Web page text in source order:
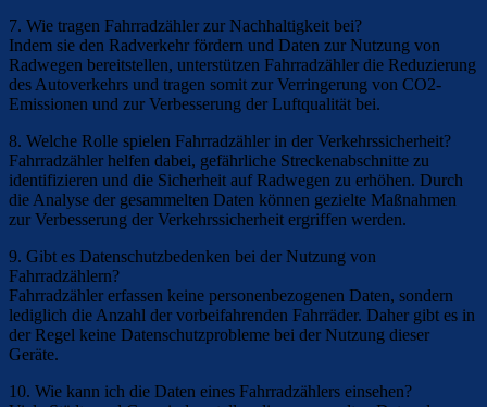
7. Wie tragen Fahrradzähler zur Nachhaltigkeit bei?
Indem sie den Radverkehr fördern und Daten zur Nutzung von
Radwegen bereitstellen, unterstützen Fahrradzähler die Reduzierung
des Autoverkehrs und tragen somit zur Verringerung von CO2-
Emissionen und zur Verbesserung der Luftqualität bei.
8. Welche Rolle spielen Fahrradzähler in der Verkehrssicherheit?
Fahrradzähler helfen dabei, gefährliche Streckenabschnitte zu
identifizieren und die Sicherheit auf Radwegen zu erhöhen. Durch
die Analyse der gesammelten Daten können gezielte Maßnahmen
zur Verbesserung der Verkehrssicherheit ergriffen werden.
9. Gibt es Datenschutzbedenken bei der Nutzung von
Fahrradzählern?
Fahrradzähler erfassen keine personenbezogenen Daten, sondern
lediglich die Anzahl der vorbeifahrenden Fahrräder. Daher gibt es in
der Regel keine Datenschutzprobleme bei der Nutzung dieser
Geräte.
10. Wie kann ich die Daten eines Fahrradzählers einsehen?